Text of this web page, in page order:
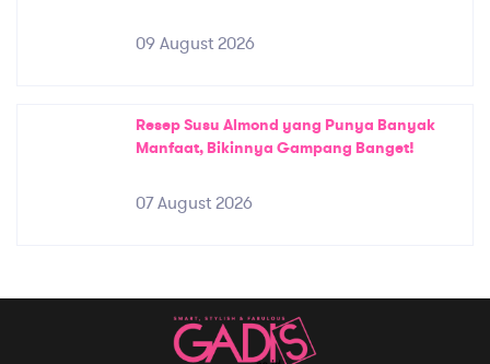
09 August 2026
Resep Susu Almond yang Punya Banyak
Manfaat, Bikinnya Gampang Banget!
07 August 2026